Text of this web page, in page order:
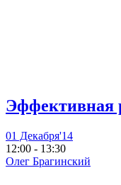
Эффективная
01 Декабря'14
12:00 - 13:30
Олег Брагинский